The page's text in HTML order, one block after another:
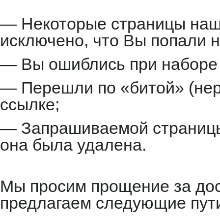
— Некоторые страницы
исключено, что Вы попали
— Вы ошиблись при наборе
— Перешли по «битой»
ссылке;
— Запрашиваемой
она была удалена.
Мы просим прощение за
предлагаем следующие